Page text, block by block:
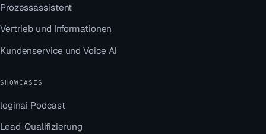
Prozessassistent
Vertrieb und Informationen
Kundenservice und Voice AI
SHOWCASES
loginai Podcast
Lead-Qualifizierung